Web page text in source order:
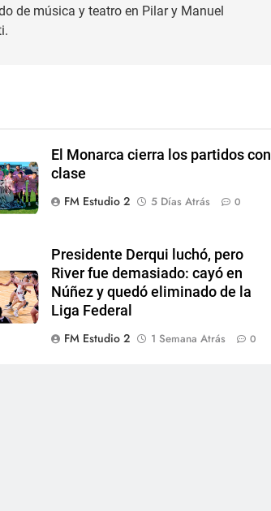
de música y teatro en Pilar y Manuel
El Monarca cierra los partidos con
clase
FM Estudio 2
5 Días Atrás 0
Presidente Derqui luchó, pero
River fue demasiado: cayó en
Núñez y quedó eliminado de la
Liga Federal
FM Estudio 2
1 Semana Atrás 0